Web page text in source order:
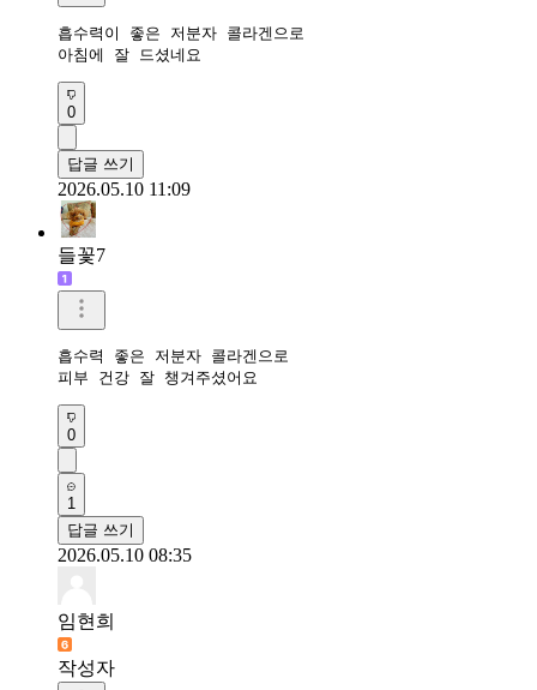
흡수력이 좋은 저분자 콜라겐으로
아침에 잘 드셨네요
0
답글 쓰기
2026.05.10 11:09
들꽃7
흡수력 좋은 저분자 콜라겐으로
피부 건강 잘 챙겨주셨어요
0
1
답글 쓰기
2026.05.10 08:35
임현희
작성자